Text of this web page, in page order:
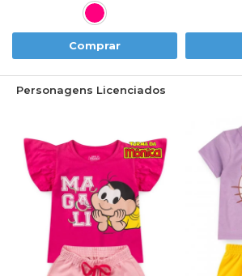
Comprar
Personagens Licenciados